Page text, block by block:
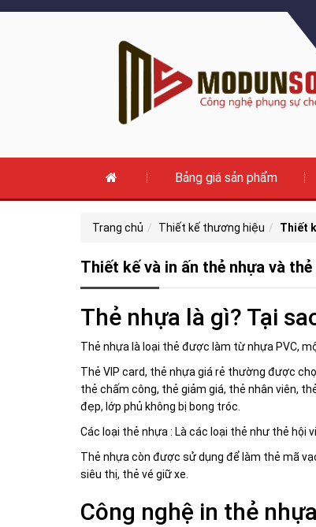
Bảng giá sản phẩm
Trang chủ Thiết kế thương hiệu Thiết
Thiết kế và in ấn thẻ nhựa và
Thẻ nhựa là gì? Tại
Thẻ nhựa là loại thẻ được làm từ nhựa PVC,
Thẻ VIP card, thẻ nhựa giá rẻ thường được
thẻ chấm công, thẻ giảm giá, thẻ nhân viên,
đẹp, lớp phủ không bị bong tróc.
Các loại thẻ nhựa : Là các loại thẻ như thẻ hội
Thẻ nhựa còn được sử dụng để làm thẻ mã
siêu thị, thẻ vé giữ xe.
Công nghệ in thẻ